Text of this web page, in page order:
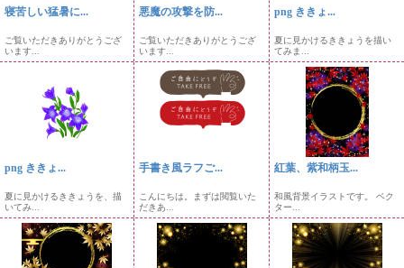
寝苦しい猛暑に...
ご覧いただきありがとうござ
います...
悪魔の攻撃を防...
ご覧いただきありがとうござ
います...
png ききょ...
夏に見かけるききょうを描い
てみま...
png ききょ...
夏に見かけるききょうを、描
いてみ...
手書き風ラフご...
こんにちは。まずは閲覧いた
だきあ...
紅葉、紫和柄玉...
和風背景イラストです。 ベク
ター...